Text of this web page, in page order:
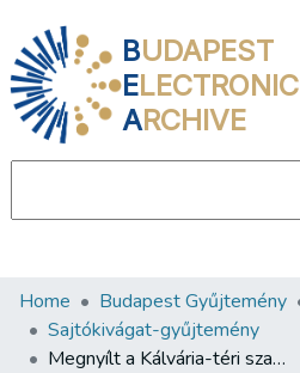
BUDAPEST
ELECTRONIC
ARCHIVE
Communities & Collections
All of DSpace
Home Budapest Gyűjtemény
Sajtókivágat-gyűjtemény
Megnyílt a Kálvária-téri szabadtéri színpad